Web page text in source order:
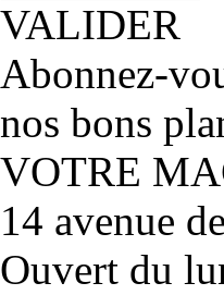
VALIDER
Abonnez-
nos bons
VOTRE
14 avenue
Ouvert du